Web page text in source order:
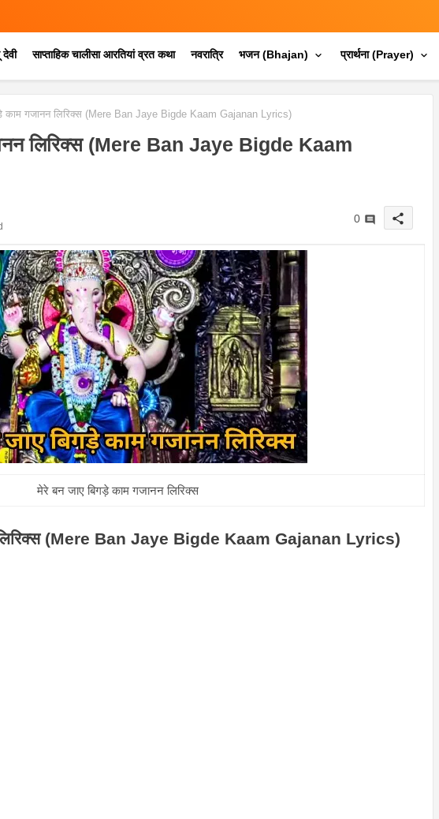
देवी साप्ताहिक चालीसा आरतियां व्रत कथा नवरात्रि भजन (Bhajan) प्रार्थना (Prayer)
काम गजानन लिरिक्स (Mere Ban Jaye Bigde Kaam Gajanan Lyrics)
लिरिक्स (Mere Ban Jaye Bigde Kaam
0 share
मेरे बन जाए बिगड़े काम गजानन लिरिक्स
लिरिक्स (Mere Ban Jaye Bigde Kaam Gajanan Lyrics)